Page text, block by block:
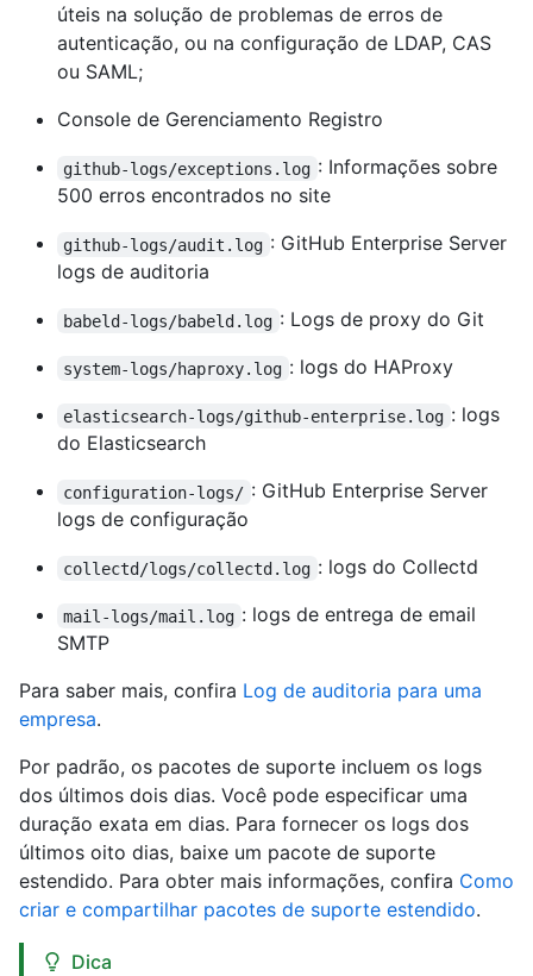
úteis na solução de problemas de erros de
autenticação, ou na configuração de LDAP, CAS
ou SAML;
Console de Gerenciamento Registro
github-logs/exceptions.log : Informações sobre
500 erros encontrados no site
github-logs/audit.log : GitHub Enterprise Server
logs de auditoria
babeld-logs/babeld.log : Logs de proxy do Git
system-logs/haproxy.log : logs do HAProxy
elasticsearch-logs/github-enterprise.log : logs
do Elasticsearch
configuration-logs/ : GitHub Enterprise Server
logs de configuração
collectd/logs/collectd.log : logs do Collectd
mail-logs/mail.log : logs de entrega de email
SMTP
Para saber mais, confira Log de auditoria para uma
empresa.
Por padrão, os pacotes de suporte incluem os logs
dos últimos dois dias. Você pode especificar uma
duração exata em dias. Para fornecer os logs dos
últimos oito dias, baixe um pacote de suporte
estendido. Para obter mais informações, confira Como
criar e compartilhar pacotes de suporte estendido.
Dica